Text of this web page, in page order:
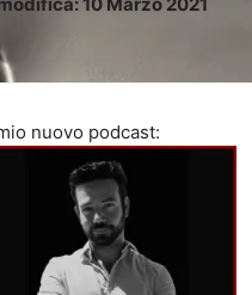
nuovo podcast: